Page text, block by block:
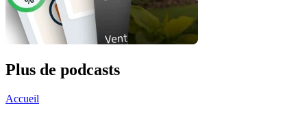
Plus de podcasts
Accueil